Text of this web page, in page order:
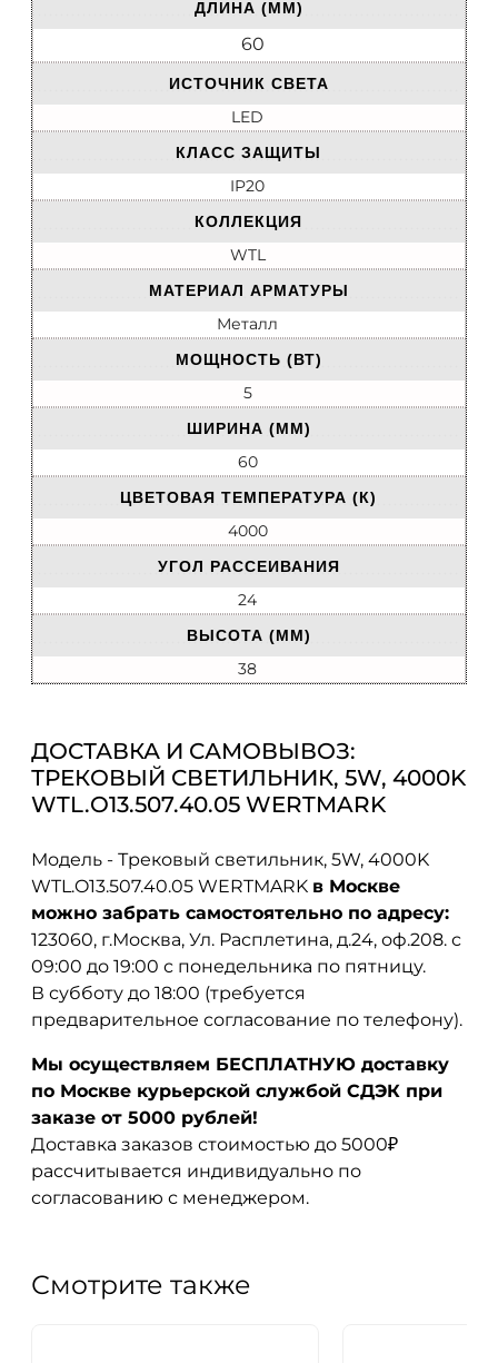
ДЛИНА (ММ)
60
ИСТОЧНИК СВЕТА
LED
КЛАСС ЗАЩИТЫ
IP20
КОЛЛЕКЦИЯ
WTL
МАТЕРИАЛ АРМАТУРЫ
Металл
МОЩНОСТЬ (ВТ)
5
ШИРИНА (ММ)
60
ЦВЕТОВАЯ ТЕМПЕРАТУРА (К)
4000
УГОЛ РАССЕИВАНИЯ
24
ВЫСОТА (ММ)
38
ДОСТАВКА И САМОВЫВОЗ:
ТРЕКОВЫЙ СВЕТИЛЬНИК, 5W, 4000K
WTL.O13.507.40.05 WERTMARK
Модель - Трековый светильник, 5W, 4000K
WTL.O13.507.40.05 WERTMARK в Москве
можно забрать самостоятельно по адресу:
123060, г.Москва, Ул. Расплетина, д.24, оф.208. с
09:00 до 19:00 с понедельника по пятницу.
В субботу до 18:00 (требуется
предварительное согласование по телефону).
Мы осуществляем БЕСПЛАТНУЮ доставку
по Москве курьерской службой СДЭК при
заказе от 5000 рублей!
Доставка заказов стоимостью до 5000₽
рассчитывается индивидуально по
согласованию с менеджером.
Смотрите также